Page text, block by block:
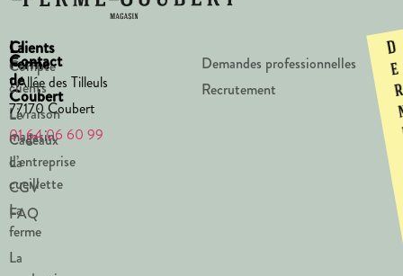
La
Ferme
de
Coubert
Le
magasin
La
cueillette
La
ferme
La
Clients
Compte
clients
Livraison
Cadeaux
d’entreprise
CGV
FAQ
Contact
1 Allée des Tilleuls
77170 Coubert
01 64 06 60 99
Demandes professionnelles
Recrutement
D
e